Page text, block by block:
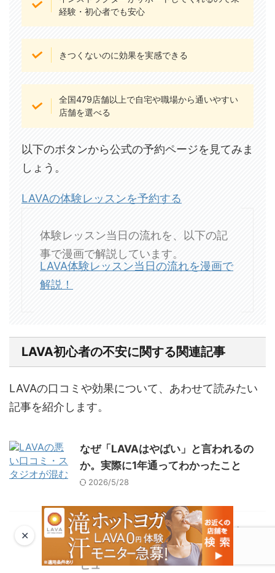
経験・初心者でも安心
きつくないのに効果を実感できる
全国479店舗以上で自宅や職場から通いやすい
店舗を選べる
以下のボタンから公式の予約ページを見てみま
しょう。
LAVAの体験レッスンを予約する
体験レッスン当日の流れを、以下の記
事で漫画で解説しています。
LAVA体験レッスン当日の流れを漫画で
解説！
LAVA初心者の不安に関する関連記事
LAVAの口コミや効果について、あわせて読みたい
記事を紹介します。
なぜ「LAVAはやばい」と言われるの
か。実際に1年通ってわかったこと
2026/5/28
LAVA（ラバ）の口コミ・評判は本
当？実際に通う4人に聞いた正直レ
ビュー
✕